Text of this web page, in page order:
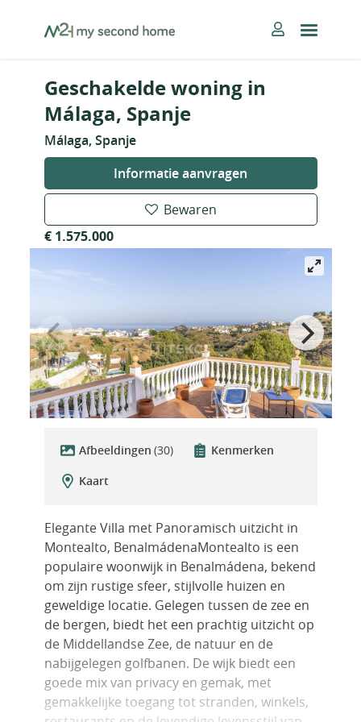
MySecondHome
Geschakelde woning in
Málaga, Spanje
Málaga, Spanje
Informatie aanvragen
Bewaren
€ 1.575.000
Afbeeldingen (30)
Kenmerken
Kaart
Elegante Villa met Panoramisch uitzicht in
Montealto, BenalmádenaMontealto is een
populaire woonwijk in Benalmádena, bekend
om zijn rustige sfeer, stijlvolle huizen en
geweldige locatie. Gelegen tussen de zee en
de bergen, biedt het een prachtig uitzicht op
de Middellandse Zee, de natuur en de
nabijgelegen golfbanen. De wijk biedt een
goede mix van privacy en gemak, met
gemakkelijke toegang tot stranden, winkels,